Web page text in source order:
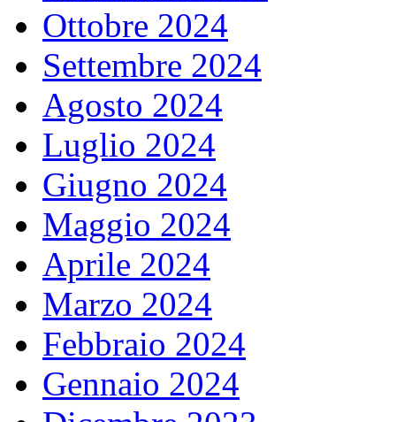
Ottobre 2024
Settembre 2024
Agosto 2024
Luglio 2024
Giugno 2024
Maggio 2024
Aprile 2024
Marzo 2024
Febbraio 2024
Gennaio 2024